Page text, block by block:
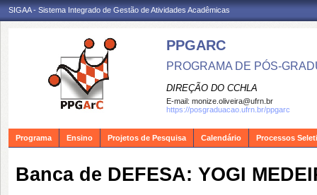
SIGAA - Sistema Integrado de Gestão de Atividades Acadêmicas
PPGARC
PROGRAMA DE PÓS-
DIREÇÃO DO CCHLA
E-mail: monize.oliveira@ufrn.br
https://posgraduacao.ufrn.br/ppgarc
Programa Ensino Projetos de Pesquisa Calendário Processos
Banca de DEFESA: YOGI